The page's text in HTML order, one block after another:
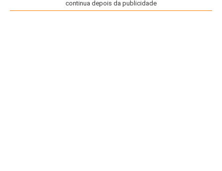
continua depois da publicidade